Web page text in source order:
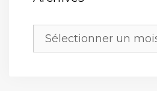
Archives